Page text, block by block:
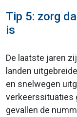
Tip 5: zorg
is
De laatste jaren
landen
en snelwegen
verkeerssituaties
gevallen de